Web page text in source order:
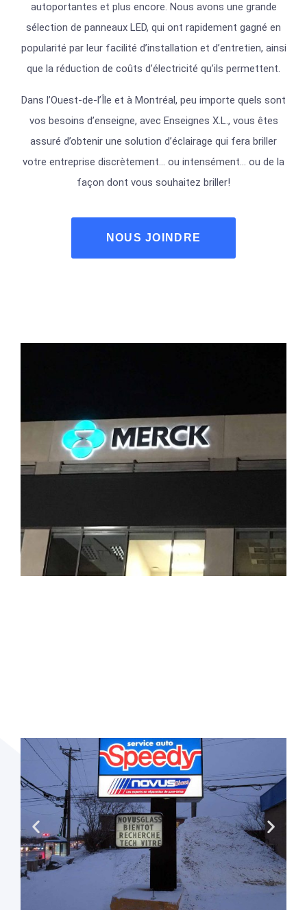
autoportantes et plus encore. Nous avons une grande
sélection de panneaux LED, qui ont rapidement gagné en
popularité par leur facilité d’installation et d’entretien, ainsi
que la réduction de coûts d’électricité qu’ils permettent.
Dans l’Ouest-de-l’Île et à Montréal, peu importe quels sont
vos besoins d’enseigne, avec Enseignes X.L., vous êtes
assuré d’obtenir une solution d’éclairage qui fera briller
votre entreprise discrètement… ou intensément… ou de la
façon dont vous souhaitez briller!
NOUS JOINDRE